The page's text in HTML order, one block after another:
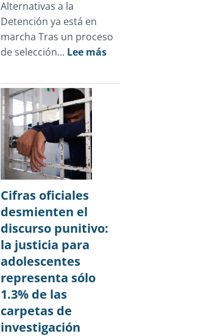
Alternativas a la
Detención ya está en
marcha Tras un proceso
de selección... Lee más:
julio
Cifras oficiales
desmienten el
discurso punitivo:
la justicia para
adolescentes
representa sólo
1.3% de las
carpetas de
investigación